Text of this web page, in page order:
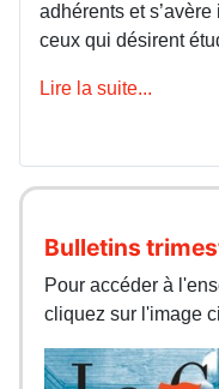
adhérents et
ceux qui désirent
Lire la suite...
Bulletins
Pour accéder à
cliquez sur l'image